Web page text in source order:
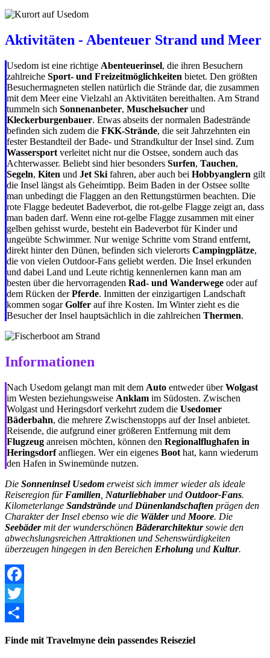
Aktivitäten - Abenteuer Strand und Meer
Usedom ist eine richtige Abenteuerinsel, die ihren Besuchern
zahlreiche Sport- und Freizeitmöglichkeiten bietet. Den größten
Besuchermagneten stellen natürlich die Strände dar, die zusammen
mit dem Meer eine Vielzahl an Aktivitäten bereithalten. Am Strand
tummeln sich Sonnenanbeter, Muschelsucher und
Kleckerburgenbauer. Etwas abseits der normalen Badestrände
befinden sich zudem die FKK-Strände, die seit Jahrzehnten ein
fester Bestandteil der Bade- und Strandkultur der Insel sind. Zum
Wassersport verleitet nicht nur die Ostsee, sondern auch das
Achterwasser. Beliebt sind hier besonders Surfen, Tauchen,
Segeln, Kiten und Jet Ski fahren, aber auch bei Hobbyanglern gilt
die Insel längst als Geheimtipp. Beim Baden in der Ostsee sollte
man unbedingt die Flaggen an den Rettungstürmen beachten. Die
rote Flagge bedeutet Badeverbot, die rot-gelbe Flagge zeigt an, dass
man baden darf. Wenn eine rot-gelbe Flagge zusammen mit einer
gelben gehisst wurde, besteht ein Badeverbot für Kinder und
ungeübte Schwimmer. Nur wenige Schritte vom Strand entfernt,
direkt hinter den Dünen, befinden sich vielerorts Campingplätze,
die von vielen Outdoor-Fans geliebt werden. Die Insel erkunden
und dabei Land und Leute richtig kennenlernen kann man am
besten über die hervorragenden Rad- und Wanderwege oder auf
dem Rücken derPferde. Inmitten der einzigartigen Landschaft
kommen sogarGolfer auf ihre Kosten. Im Winter zieht es die
Besucher der Insel hauptsächlich in die zahlreichen Thermen.
Informationen
Nach Usedom gelangt man mit dem Auto entweder überWolgast
im Westen beziehungsweise Anklam im Südosten. Zwischen
Wolgast und Heringsdorf verkehrt zudem die Usedomer
Bäderbahn, die mehrere Zwischenstopps auf der Insel anbietet.
Reisende, die aufgrund einer größeren Entfernung mit dem
Flugzeug anreisen möchten, können den Regionalflughafen in
Heringsdorfanfliegen. Wer ein eigenes Boot hat, kann wiederum
den Hafen in Swinemünde nutzen.
Die Sonneninsel Usedom erweist sich immer wieder als ideale
Reiseregion für Familien Naturliebhaberund Outdoor-Fans.
Kilometerlange Sandstrände und Dünenlandschaften prägen den
Charakter der Insel ebenso wie die Wälderund Moore. Die
Seebädermit der wunderschönen Bäderarchitektursowie den
abwechslungsreichen Attraktionen und Sehenswürdigkeiten
überzeugen hingegen in den Bereichen Erholung und Kultur.
Facebook
Twitter
Finde mit Travelmyne dein passendes Reiseziel